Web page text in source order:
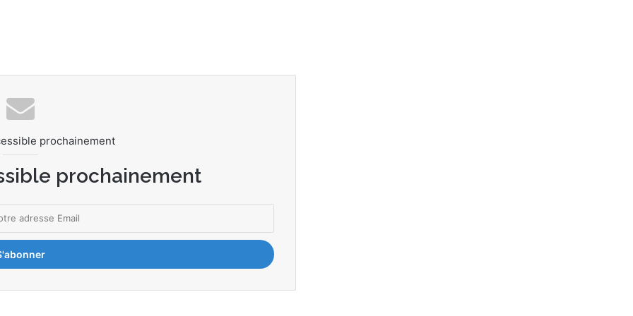
prochainement
prochainement